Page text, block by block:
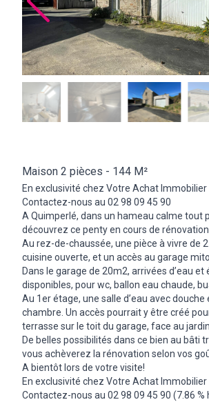
Maison 2 pièces - 144 M²
En exclusivité chez Votre Achat Immobilier
Contactez-nous au 02 98 09 45 90
A Quimperlé, dans un hameau calme tout
découvrez ce penty en cours de rénovation.
Au rez-de-chaussée, une pièce à vivre de
cuisine ouverte, et un accès au garage
Dans le garage de 20m2, arrivées d’eau et
disponibles, pour wc, ballon eau chaude,
Au 1er étage, une salle d’eau avec douche
chambre. Un accès pourrait y être créé
terrasse sur le toit du garage, face au jardin.
De belles possibilités dans ce bien au bâti
vous achèverez la rénovation selon vos
A bientôt lors de votre visite!
En exclusivité chez Votre Achat Immobilier
Contactez-nous au 02 98 09 45 90 (7.86 %